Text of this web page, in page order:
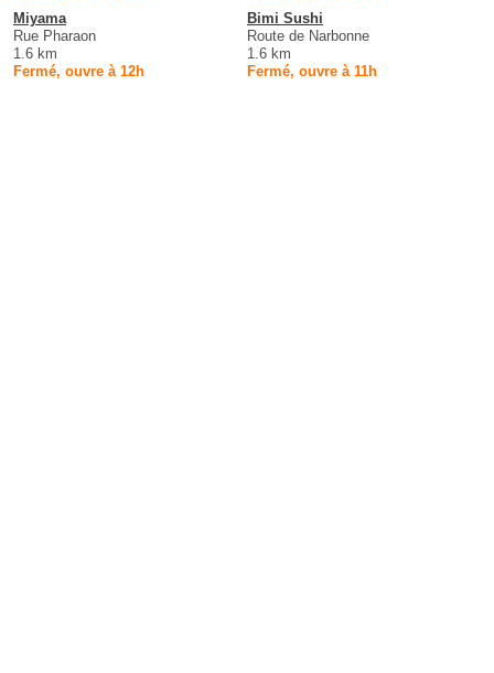
Miyama
Rue Pharaon
1.6 km
Fermé, ouvre à 12h
Bimi Sushi
Route de Narbonne
1.6 km
Fermé, ouvre à 11h